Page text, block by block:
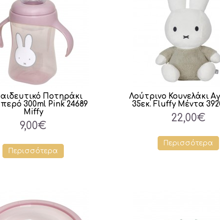
Ποτηράκι
300ml Pink 24689
Miffy
9,00€
Περισσότερα
Λούτρινο Κουνελάκι
35εκ. Fluffy Μέντα
22,00€
Περισσότερα